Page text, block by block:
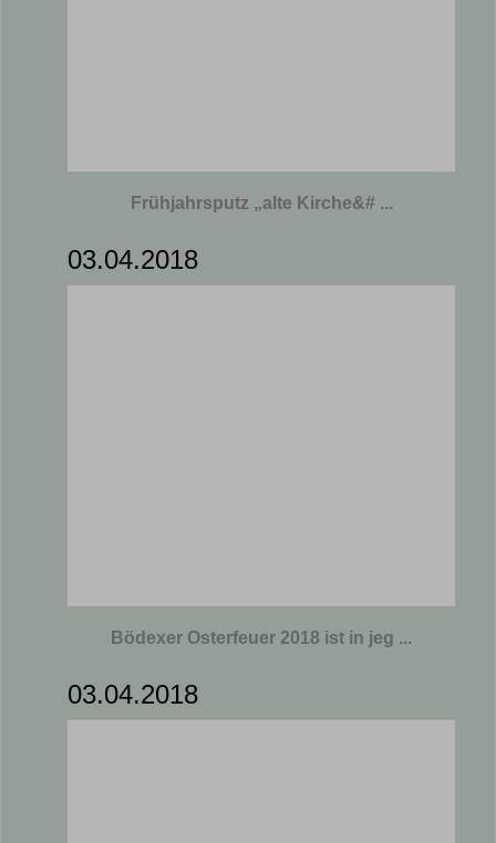
Frühjahrsputz „alte Kirche&# ...
03.04.2018
Bödexer Osterfeuer 2018 ist in jeg ...
03.04.2018